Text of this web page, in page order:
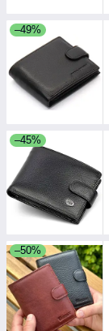
–49%
–45%
–50%